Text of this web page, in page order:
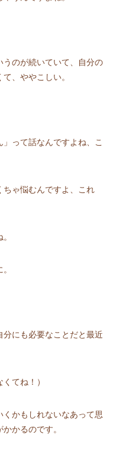
のが続いていて、⾃分の
、ややこしい。
って話なんですよね、こ
ちゃ悩むんですよ、これ
分にも必要なことだと最近
てね！）
かもしれないなあって思
かるのです。